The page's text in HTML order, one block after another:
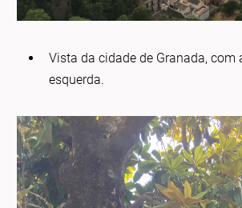
Vista da cidade de Granada, com
esquerda.